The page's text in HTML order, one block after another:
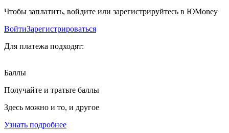
Чтобы заплатить, войдите или зарегистрируйтесь в ЮMoney
ВойтиЗарегистрироваться
Для платежа подходят:
Баллы
Получайте и тратьте баллы
Здесь можно и то, и другое
Узнать подробнее